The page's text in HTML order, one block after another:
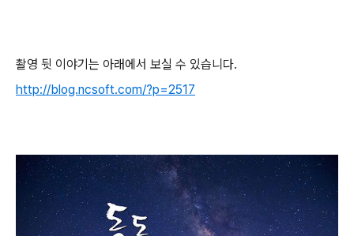
촬영 뒷 이야기는 아래에서 보실 수 있습니다.
http://blog.ncsoft.com/?p=2517